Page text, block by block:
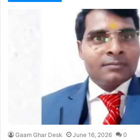
Gaam Ghar Desk June 16, 2026 0